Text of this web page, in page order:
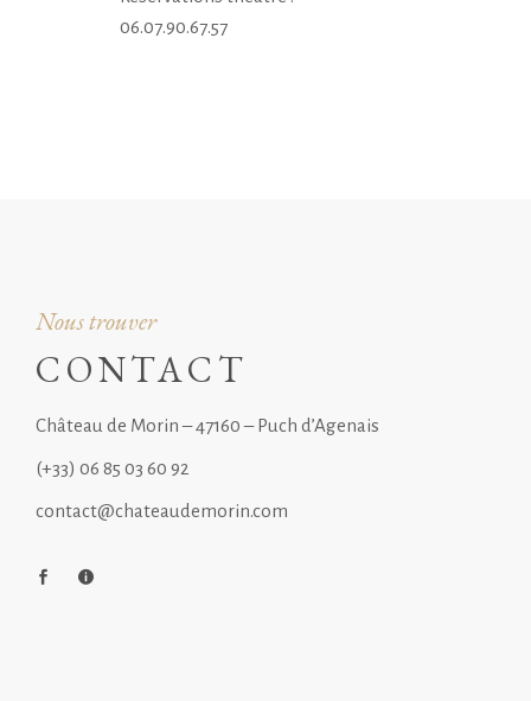
06.07.90.67.57
Nous trouver
CONTACT
Château de Morin – 47160 – Puch d’Agenais
(+33) 06 85 03 60 92
contact@chateaudemorin.com